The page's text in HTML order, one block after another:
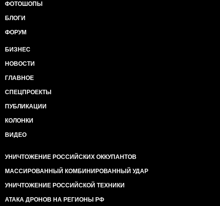
ФОТОШОПЫ
БЛОГИ
ФОРУМ
БИЗНЕС
НОВОСТИ
ГЛАВНОЕ
СПЕЦПРОЕКТЫ
ПУБЛИКАЦИИ
КОЛОНКИ
ВИДЕО
УНИЧТОЖЕНИЕ РОССИЙСКИХ ОККУПАНТОВ
МАССИРОВАННЫЙ КОМБИНИРОВАННЫЙ УДАР
УНИЧТОЖЕНИЕ РОССИЙСКОЙ ТЕХНИКИ
АТАКА ДРОНОВ НА РЕГИОНЫ РФ